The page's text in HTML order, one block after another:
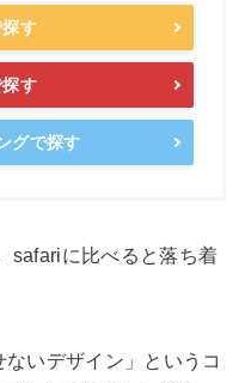
す
す
グで探す
safariに比べると落ち着
ないデザイン」というコ